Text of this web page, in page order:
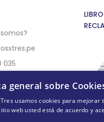
035
general sobre
Tres usamos cookies para
web usted está de acuerdo y